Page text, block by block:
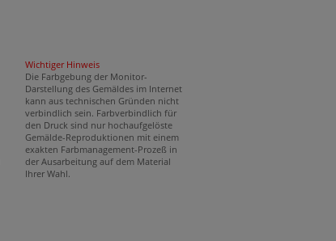
Wichtiger Hinweis
Die Farbgebung der Monitor-
Darstellung des Gemäldes im Internet
kann aus technischen Gründen nicht
verbindlich sein. Farbverbindlich für
den Druck sind nur hochaufgelöste
Gemälde-Reproduktionen mit einem
exakten Farbmanagement-Prozeß in
der Ausarbeitung auf dem Material
Ihrer Wahl.